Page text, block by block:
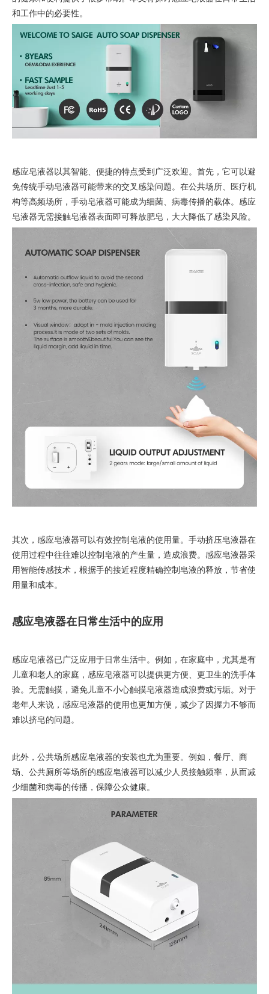
和工作中的必要性。
感应皂液器以其智能、便捷的特点受到广泛欢迎。首先，它可以避
免传统手动皂液器可能带来的交叉感染问题。在公共场所、医疗机
构等高频场所，手动皂液器可能成为细菌、病毒传播的载体。感应
皂液器无需接触皂液器表面即可释放肥皂，大大降低了感染风险。
其次，感应皂液器可以有效控制皂液的使用量。手动挤压皂液器在
使用过程中往往难以控制皂液的产生量，造成浪费。感应皂液器采
用智能传感技术，根据手的接近程度精确控制皂液的释放，节省使
用量和成本。
感应皂液器在日常生活中的应用
感应皂液器已广泛应用于日常生活中。例如，在家庭中，尤其是有
儿童和老人的家庭，感应皂液器可以提供更方便、更卫生的洗手体
验。无需触摸，避免儿童不小心触摸皂液器造成浪费或污垢。对于
老年人来说，感应皂液器的使用也更加方便，减少了因握力不够而
难以挤皂的问题。
此外，公共场所感应皂液器的安装也尤为重要。例如，餐厅、商
场、公共厕所等场所的感应皂液器可以减少人员接触频率，从而减
少细菌和病毒的传播，保障公众健康。